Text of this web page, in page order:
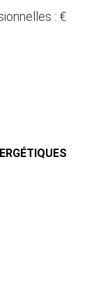
: €